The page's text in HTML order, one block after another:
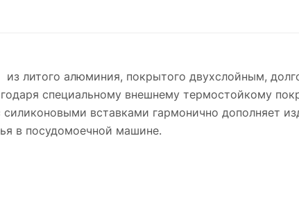
литого алюминия, покрытого двухслойным,
специальному внешнему термостойкому
вставками гармонично дополняет
в посудомоечной машине.